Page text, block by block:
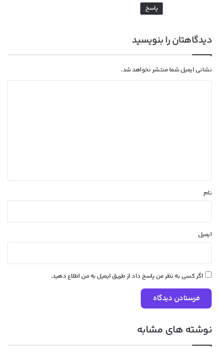
پاسخ
دیدگاهتان را بنویسید
نشانی ایمیل شما منتشر نخواهد شد.
نام
ایمیل
اگر کسی به نظر من پاسخ داد از طریق ایمیل به من اطلاع دهید.
نوشته های مشابه